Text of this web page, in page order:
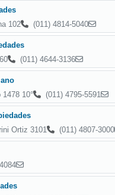
102
(011) 4814-5040
(011) 4644-3136
10°
(011) 4795-5591
Ortiz 3101
(011) 4807-3000